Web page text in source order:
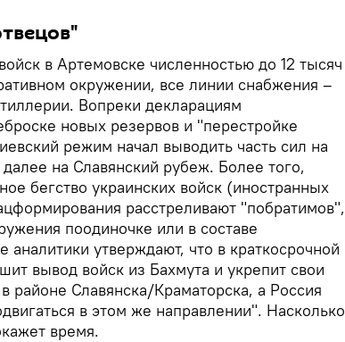
в Артемовске численностью до 12 тысяч
окружении, все линии снабжения –
Вопреки декларациям
новых резервов и "перестройке
режим начал выводить часть сил на
на Славянский рубеж. Более того,
бегство украинских войск (иностранных
расстреливают "побратимов",
поодиночке или в составе
утверждают, что в краткосрочной
вывод войск из Бахмута и укрепит свои
районе Славянска/Краматорска, а Россия
в этом же направлении". Насколько
время.